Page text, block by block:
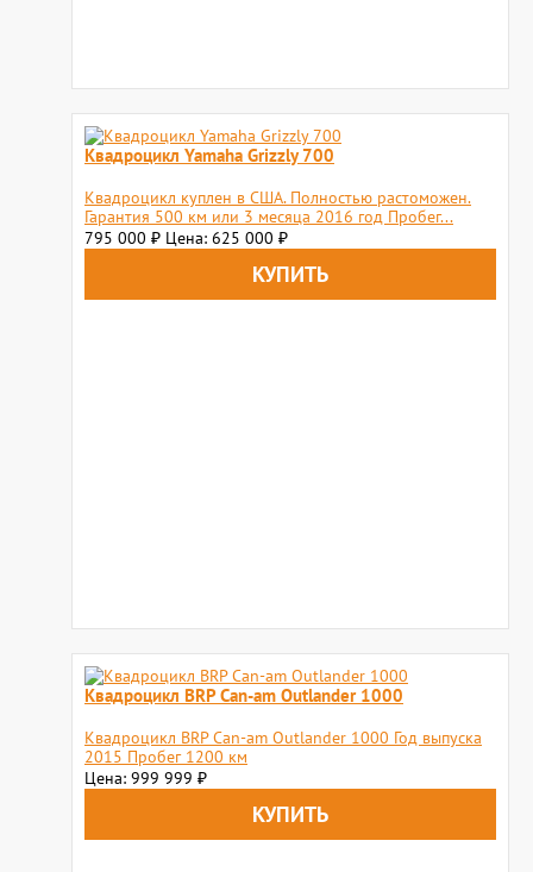
Квадроцикл Yamaha Grizzly 700
Квадроцикл куплен в США. Полностью растоможен.
Гарантия 500 км или 3 месяца 2016 год Пробег...
795 000 ₽ Цена: 625 000 ₽
Квадроцикл BRP Сan-am Outlander 1000
Квадроцикл BRP Сan-am Outlander 1000 Год выпуска
2015 Пробег 1200 км
Цена: 999 999 ₽